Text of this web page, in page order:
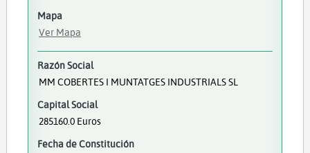
Mapa
Ver Mapa
Razón Social
MM COBERTES I MUNTATGES INDUSTRIALS SL
Capital Social
285160.0 Euros
Fecha de Constitución